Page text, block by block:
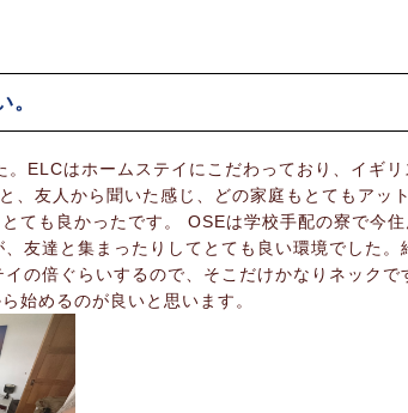
ELCはホームステイにこだわっており、イギリ
、友人から聞いた感じ、どの家庭もとてもアッ
ても良かったです。 OSEは学校手配の寮で今住
友達と集まったりしてとても良い環境でした。
の倍ぐらいするので、そこだけかなりネックで
始めるのが良いと思います。